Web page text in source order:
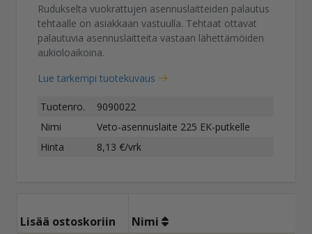
Rudukselta vuokrattujen asennuslaitteiden palautus
tehtaalle on asiakkaan vastuulla. Tehtaat ottavat
palautuvia asennuslaitteita vastaan lähettämöiden
aukioloaikoina.
Lue tarkempi tuotekuvaus
Tuotenro.
9090022
Nimi
Veto-asennuslaite 225 EK-putkelle
Hinta
8,13 €/vrk
Lisää ostoskoriin Nimi